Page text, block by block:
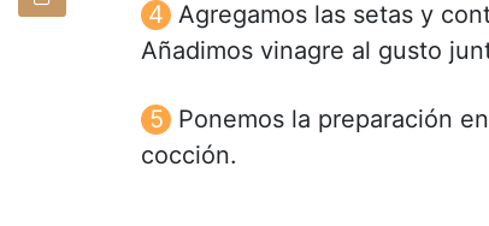
Agregamos las setas y
Añadimos vinagre al gusto
Ponemos la preparación
cocción.